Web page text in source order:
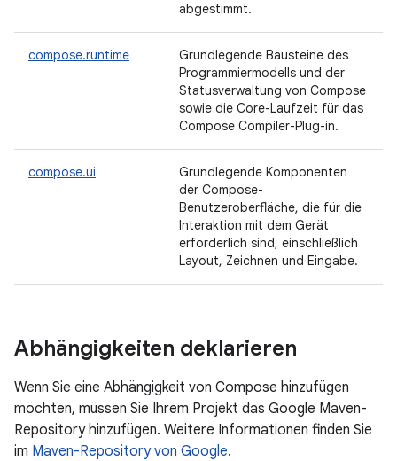
abgestimmt.
compose.runtime
Grundlegende Bausteine des
Programmiermodells und der
Statusverwaltung von Compose
sowie die Core-Laufzeit für das
Compose Compiler-Plug-in.
compose.ui
Grundlegende Komponenten
der Compose-
Benutzeroberfläche, die für die
Interaktion mit dem Gerät
erforderlich sind, einschließlich
Layout, Zeichnen und Eingabe.
Abhängigkeiten deklarieren
Wenn Sie eine Abhängigkeit von Compose hinzufügen
möchten, müssen Sie Ihrem Projekt das Google Maven-
Repository hinzufügen. Weitere Informationen finden Sie
im Maven-Repository von Google.